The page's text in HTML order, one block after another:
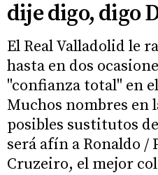
dije digo, digo
El Real Valladolid le
hasta en dos
"confianza total" en
Muchos nombres en
posibles sustitutos
será afín a Ronaldo /
Cruzeiro, el mejor